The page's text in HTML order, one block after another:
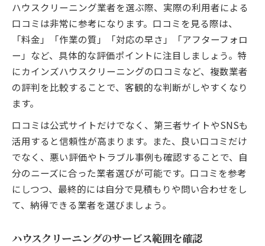
ハウスクリーニング業者を選ぶ際、実際の利用者による
口コミは非常に参考になります。口コミを見る際は、
「料金」「作業の質」「対応の早さ」「アフターフォロ
ー」など、具体的な評価ポイントに注目しましょう。特
にカインズハウスクリーニングの口コミなど、複数業者
の評判を比較することで、客観的な判断がしやすくなり
ます。
口コミは公式サイトだけでなく、第三者サイトやSNSも
活用すると信頼性が高まります。また、良い口コミだけ
でなく、悪い評価やトラブル事例も確認することで、自
分のニーズに合った業者選びが可能です。口コミを参考
にしつつ、最終的には自分で見積もりや問い合わせをし
て、納得できる業者を選びましょう。
ハウスクリーニングのサービス範囲を確認